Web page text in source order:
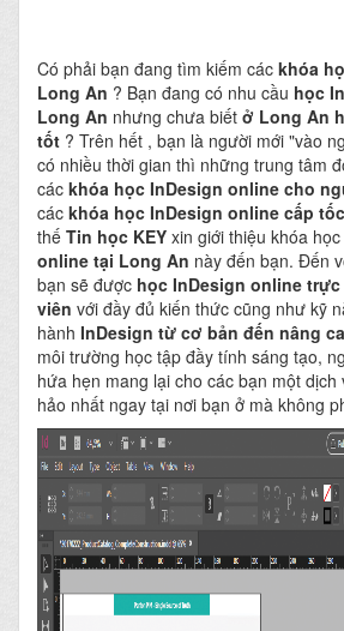
Có phải bạn đang tìm kiếm các khóa
Long An ? Bạn đang có nhu cầu học
Long An nhưng chưa biết ở Long An
tốt ? Trên hết , bạn là người mới "vào
có nhiều thời gian thì những trung tâm
các khóa học InDesign online cho
các khóa học InDesign online cấp tốc
thế Tin học KEY xin giới thiệu khóa học
online tại Long An này đến bạn. Đến
bạn sẽ được học InDesign online trực
viên với đầy đủ kiến thức cũng như kỹ
hành InDesign từ cơ bản đến nâng
môi trường học tập đầy tính sáng tạo,
hứa hẹn mang lại cho các bạn một dịch
hảo nhất ngay tại nơi bạn ở mà không